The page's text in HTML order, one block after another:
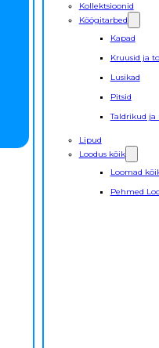
Kollektsioonid
Köögitarbed
Kapad
Kruusid ja
Lusikad
Pitsid
Taldrikud ja
Lipud
Loodus kõik
Loomad
Pehmed